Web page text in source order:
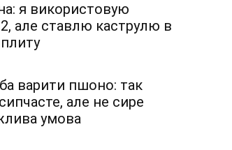
я використовую
але ставлю каструлю в
варити пшоно: так
але не сире
умова